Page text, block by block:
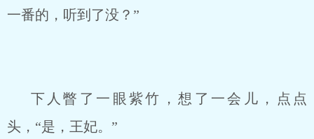
一番的，听到了没？”
下人瞥了一眼紫竹，想了一会儿，点点
头，“是，王妃。”